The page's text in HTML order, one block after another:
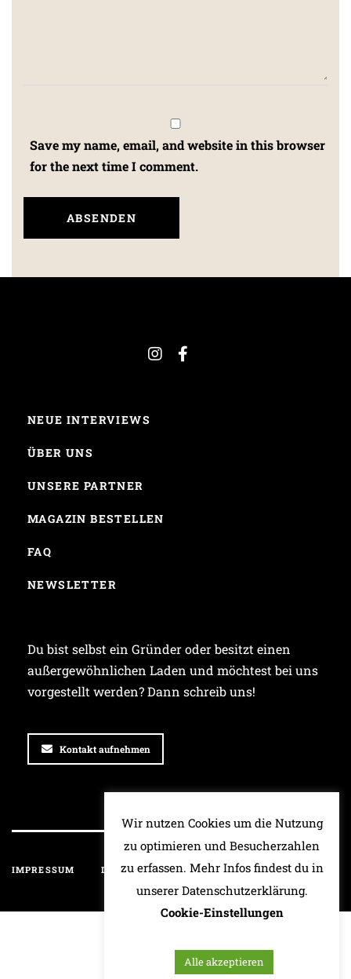
Save my name, email, and website in this browser
for the next time I comment.
NEUE INTERVIEWS
ÜBER UNS
UNSERE PARTNER
MAGAZIN BESTELLEN
FAQ
NEWSLETTER
Du bist selbst ein Gründer oder besitzt einen
außergewöhnlichen Laden und möchtest bei uns
vorgestellt werden? Dann schreib uns!
Kontakt aufnehmen
IMPRESSUM DATENSCHUTZ HAFTUNGSAUSSCHLUSS
Wir nutzen Cookies um die Nutzung
zu optimieren und Besucherzahlen
zu erfassen. Mehr Infos findest du in
unserer Datenschutzerklärung.
Cookie-Einstellungen
Alle akzeptieren